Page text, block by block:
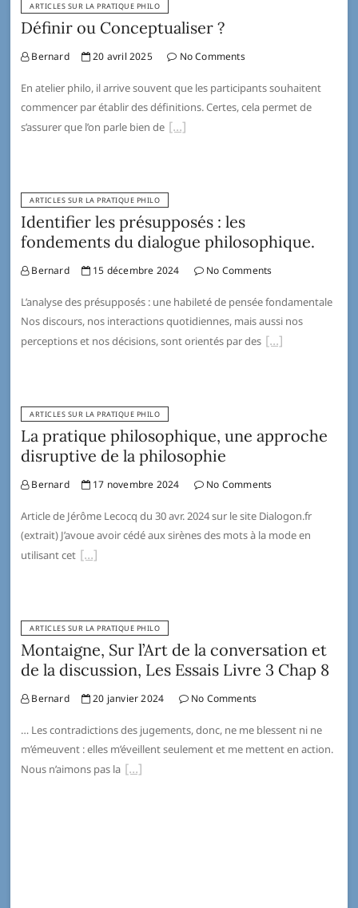
ARTICLES SUR LA PRATIQUE PHILO
Définir ou Conceptualiser ?
Bernard 20 avril 2025 No Comments
En atelier philo, il arrive souvent que les participants souhaitent
commencer par établir des définitions. Certes, cela permet de
s’assurer que l’on parle bien de
ARTICLES SUR LA PRATIQUE PHILO
Identifier les présupposés : les
fondements du dialogue philosophique.
Bernard 15 décembre 2024 No Comments
L’analyse des présupposés : une habileté de pensée fondamentale
Nos discours, nos interactions quotidiennes, mais aussi nos
perceptions et nos décisions, sont orientés par des
ARTICLES SUR LA PRATIQUE PHILO
La pratique philosophique, une approche
disruptive de la philosophie
Bernard 17 novembre 2024 No Comments
Article de Jérôme Lecocq du 30 avr. 2024 sur le site Dialogon.fr
(extrait) J’avoue avoir cédé aux sirènes des mots à la mode en
utilisant cet
ARTICLES SUR LA PRATIQUE PHILO
Montaigne, Sur l’Art de la conversation et
de la discussion, Les Essais Livre 3 Chap 8
Bernard 20 janvier 2024 No Comments
… Les contradictions des jugements, donc, ne me blessent ni ne
m’émeuvent : elles m’éveillent seulement et me mettent en action.
Nous n’aimons pas la